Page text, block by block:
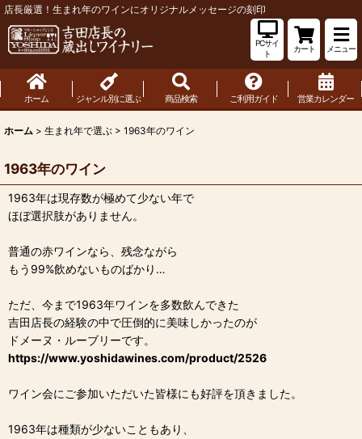
店長厳選！生まれ年のワインにオリジナルメッセージの刻印
PCサイ
ト
カート メニュー
ホーム ジャンル別に選ぶ 商品検索 ご利用ガイド 営業カレンダー
ホーム > 生まれ年で選ぶ > 1963年のワイン
1963年のワイン
1963年は現存数が極めて少ない年で
ほぼ選択肢がありません。
普通の赤ワインなら、残念ながら
もう99%飲めないものばかり…
ただ、今まで1963年ワインを多数飲んできた
吉田店長の経験の中で圧倒的に美味しかったのが
ドメーヌ・ルーブリーです。
https://www.yoshidawines.com/product/2526
ワイン会にご参加いただいた皆様にも好評を頂きました。
1963年は種類が少ないこともあり、